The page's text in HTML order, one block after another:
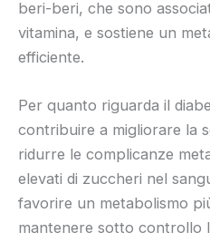
beri-beri, che sono
vitamina, e sostiene un
efficiente.
Per quanto riguarda il
contribuire a migliorare la
ridurre le complicanze
elevati di zuccheri nel
favorire un metabolismo
mantenere sotto controllo